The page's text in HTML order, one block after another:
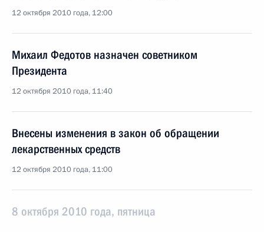
12 октября 2010 года, 12:00
Михаил Федотов назначен советником
Президента
12 октября 2010 года, 11:40
Внесены изменения в закон об обращении
лекарственных средств
12 октября 2010 года, 11:00
8 октября 2010 года, пятница